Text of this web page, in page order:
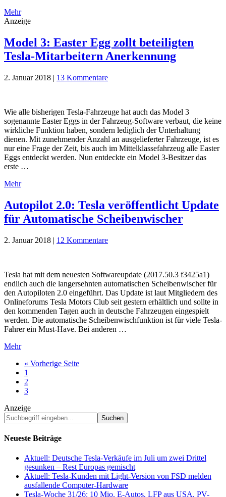
Mehr
Anzeige
Model 3: Easter Egg zollt beteiligten
Tesla-Mitarbeitern Anerkennung
2. Januar 2018 | 13 Kommentare
Wie alle bisherigen Tesla-Fahrzeuge hat auch das Model 3
sogenannte Easter Eggs in der Fahrzeug-Software verbaut, die keine
wirkliche Funktion haben, sondern lediglich der Unterhaltung
dienen. Mit zunehmender Anzahl an ausgelieferter Fahrzeuge, ist es
nur eine Frage der Zeit, bis auch im Mittelklassefahrzeug alle Easter
Eggs entdeckt werden. Nun entdeckte ein Model 3-Besitzer das
erste …
Mehr
Autopilot 2.0: Tesla veröffentlicht Update
für Automatische Scheibenwischer
2. Januar 2018 | 12 Kommentare
Tesla hat mit dem neuesten Softwareupdate (2017.50.3 f3425a1)
endlich auch die langersehnten automatischen Scheibenwischer für
den Autopiloten 2.0 eingeführt. Das Update ist laut Mitgliedern des
Onlineforums Tesla Motors Club seit gestern erhältlich und sollte in
den kommenden Tagen auch in deutsche Fahrzeugen eingespielt
werden. Die automatische Scheibenwischfunktion ist für viele Tesla-
Fahrer ein Must-Have. Bei anderen …
Mehr
« Vorherige Seite
Go
to
page
1
Go
to
2
Go
page
3
Anzeige
Suchbegriff
eingeben...
Neueste Beiträge
Aktuell: Deutsche Tesla-Verkäufe im Juli um zwei Drittel
gesunken – Rest Europas gemischt
Aktuell: Tesla-Kunden mit Light-Version von FSD melden
ausfallende Computer-Hardware
Tesla-Woche 31/26: 10 Mio. E-Autos, LFP aus USA, PV-